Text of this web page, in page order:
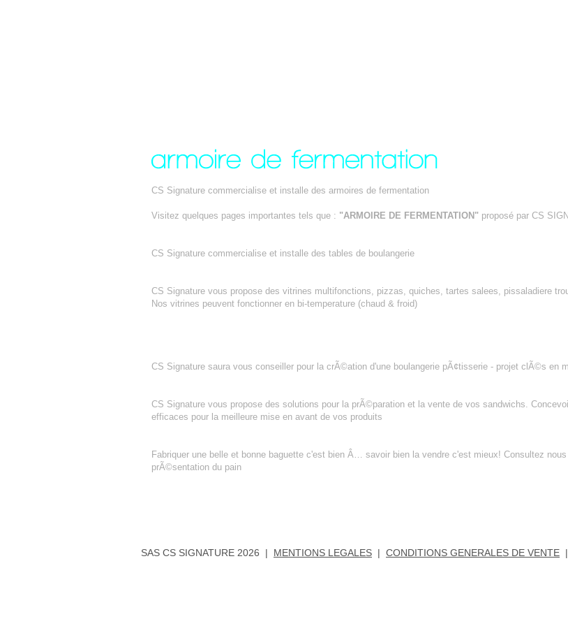
CS Signature commercialise et installe des armoires de fermentation
Visitez quelques pages importantes tels que : "ARMOIRE DE FERMENTATION" proposé par CS
CS Signature commercialise et installe des tables de boulangerie
CS Signature vous propose des vitrines multifonctions, pizzas, quiches, tartes salees, pissaladiere
Nos vitrines peuvent fonctionner en bi-temperature (chaud & froid)
CS Signature saura vous conseiller pour la crÃ©ation d'une boulangerie pÃ¢tisserie - projet clÃ©s en
CS Signature vous propose des solutions pour la prÃ©paration et la vente de vos sandwichs.
efficaces pour la meilleure mise en avant de vos produits
Fabriquer une belle et bonne baguette c'est bien Â… savoir bien la vendre c'est mieux! Consultez
prÃ©sentation du pain
SAS CS SIGNATURE 2026 | MENTIONS LEGALES | CONDITIONS GENERALES DE VENTE |